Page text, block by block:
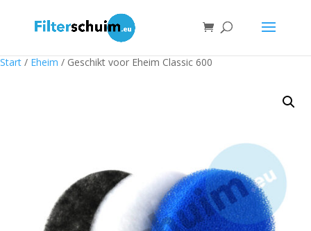
Start / Eheim / Geschikt voor Eheim Classic 600